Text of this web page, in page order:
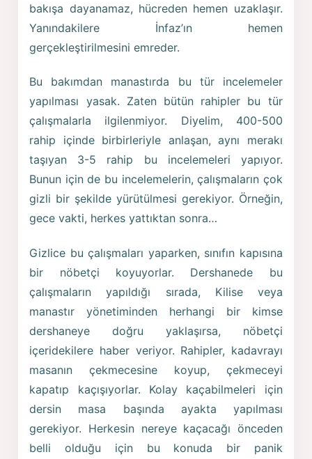
bakışa dayanamaz, hücreden hemen uzaklaşır.
Yanındakilere İnfaz’ın hemen
gerçekleştirilmesini emreder.
Bu bakımdan manastırda bu tür incelemeler
yapılması yasak. Zaten bütün rahipler bu tür
çalışmalarla ilgilenmiyor. Diyelim, 400-500
rahip içinde birbirleriyle anlaşan, aynı merakı
taşıyan 3-5 rahip bu incelemeleri yapıyor.
Bunun için de bu incelemelerin, çalışmaların çok
gizli bir şekilde yürütülmesi gerekiyor. Örneğin,
gece vakti, herkes yattıktan sonra…
Gizlice bu çalışmaları yaparken, sınıfın kapısına
bir nöbetçi koyuyorlar. Dershanede bu
çalışmaların yapıldığı sırada, Kilise veya
manastır yönetiminden herhangi bir kimse
dershaneye doğru yaklaşırsa, nöbetçi
içeridekilere haber veriyor. Rahipler, kadavrayı
masanın çekmecesine koyup, çekmeceyi
kapatıp kaçışıyorlar. Kolay kaçabilmeleri için
dersin masa başında ayakta yapılması
gerekiyor. Herkesin nereye kaçacağı önceden
belli olduğu için bu konuda bir panik